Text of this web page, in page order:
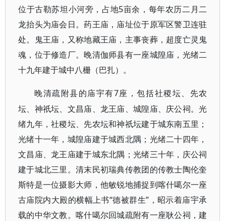
位于古勒苏坦小河旁，占地5亩余，每年农历二月二
龙抬头为庙会日。药王庙，庙址位于原军区警卫连驻
处。鬼王庙，又称地藏王庙，主事丧葬，超度亡灵鬼
魂，位于修造厂。晚清伽师县有一座城隍庙，光绪二
十九年建于城中八栅（巴扎）。
晚清疏附县的庙宇有7座，包括社稷坛、先农
坛、神祇坛、文昌庙、龙王庙、城隍庙、庆公祠。光
绪九年，社稷坛、先农坛和神祇坛建于城东南五里；
光绪十一年，城隍庙建于城西北隅；光绪二十四年，
文昌庙、龙王庙建于城东北隅；光绪三十年，庆公祠
建于城北三里。清末民初瑞典传教团的传教士陶伦奎
斯特是一位摄影大师，他敏锐地捕捉到喀什噶尔一座
古庙院内大殿的横幅上书“德被群生”，昭示着庙宇承
载的中华文教。喀什噶尔回城疏附有一座耿公祠，建